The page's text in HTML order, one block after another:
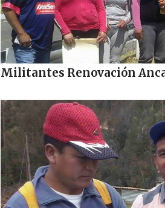
Militantes Renovación